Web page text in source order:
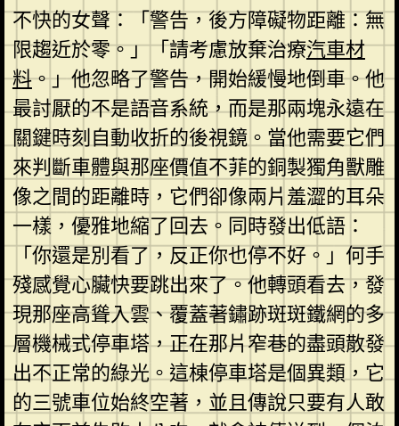
不快的女聲：「警告，後方障礙物距離：無
限趨近於零。」「請考慮放棄治療汽車材
料。」他忽略了警告，開始緩慢地倒車。他
最討厭的不是語音系統，而是那兩塊永遠在
關鍵時刻自動收折的後視鏡。當他需要它們
來判斷車體與那座價值不菲的銅製獨角獸雕
像之間的距離時，它們卻像兩片羞澀的耳朵
一樣，優雅地縮了回去。同時發出低語：
「你還是別看了，反正你也停不好。」何手
殘感覺心臟快要跳出來了。他轉頭看去，發
現那座高聳入雲、覆蓋著鏽跡斑斑鐵網的多
層機械式停車塔，正在那片窄巷的盡頭散發
出不正常的綠光。這棟停車塔是個異類，它
的三號車位始終空著，並且傳說只要有人敢